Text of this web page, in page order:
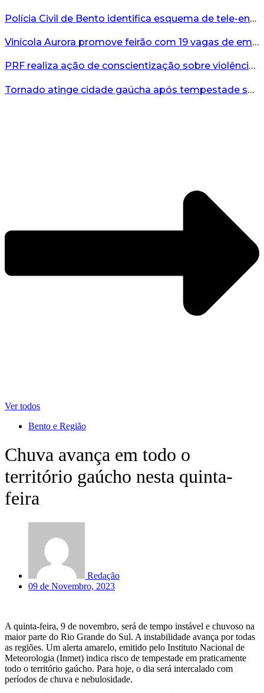
Polícia Civil de Bento identifica esquema de tele-entrega de drogas comandado de dentro de presídio...
Vinícola Aurora promove feirão com 19 vagas de emprego em Bento Gonçalves...
PRF realiza ação de conscientização sobre violência contra a mulher durante o Agosto Lilás...
Tornado atinge cidade gaúcha após tempestade severa...
Ver todos
Bento e Região
Chuva avança em todo o
território gaúcho nesta quinta-
feira
Redação
09 de Novembro, 2023
A quinta-feira, 9 de novembro, será de tempo instável e chuvoso na
maior parte do Rio Grande do Sul. A instabilidade avança por todas
as regiões. Um alerta amarelo, emitido pelo Instituto Nacional de
Meteorologia (Inmet) indica risco de tempestade em praticamente
todo o território gaúcho. Para hoje, o dia será intercalado com
períodos de chuva e nebulosidade.